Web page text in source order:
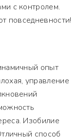
с контролем.
повседневности!
опыт
управление
Изобилие
способ